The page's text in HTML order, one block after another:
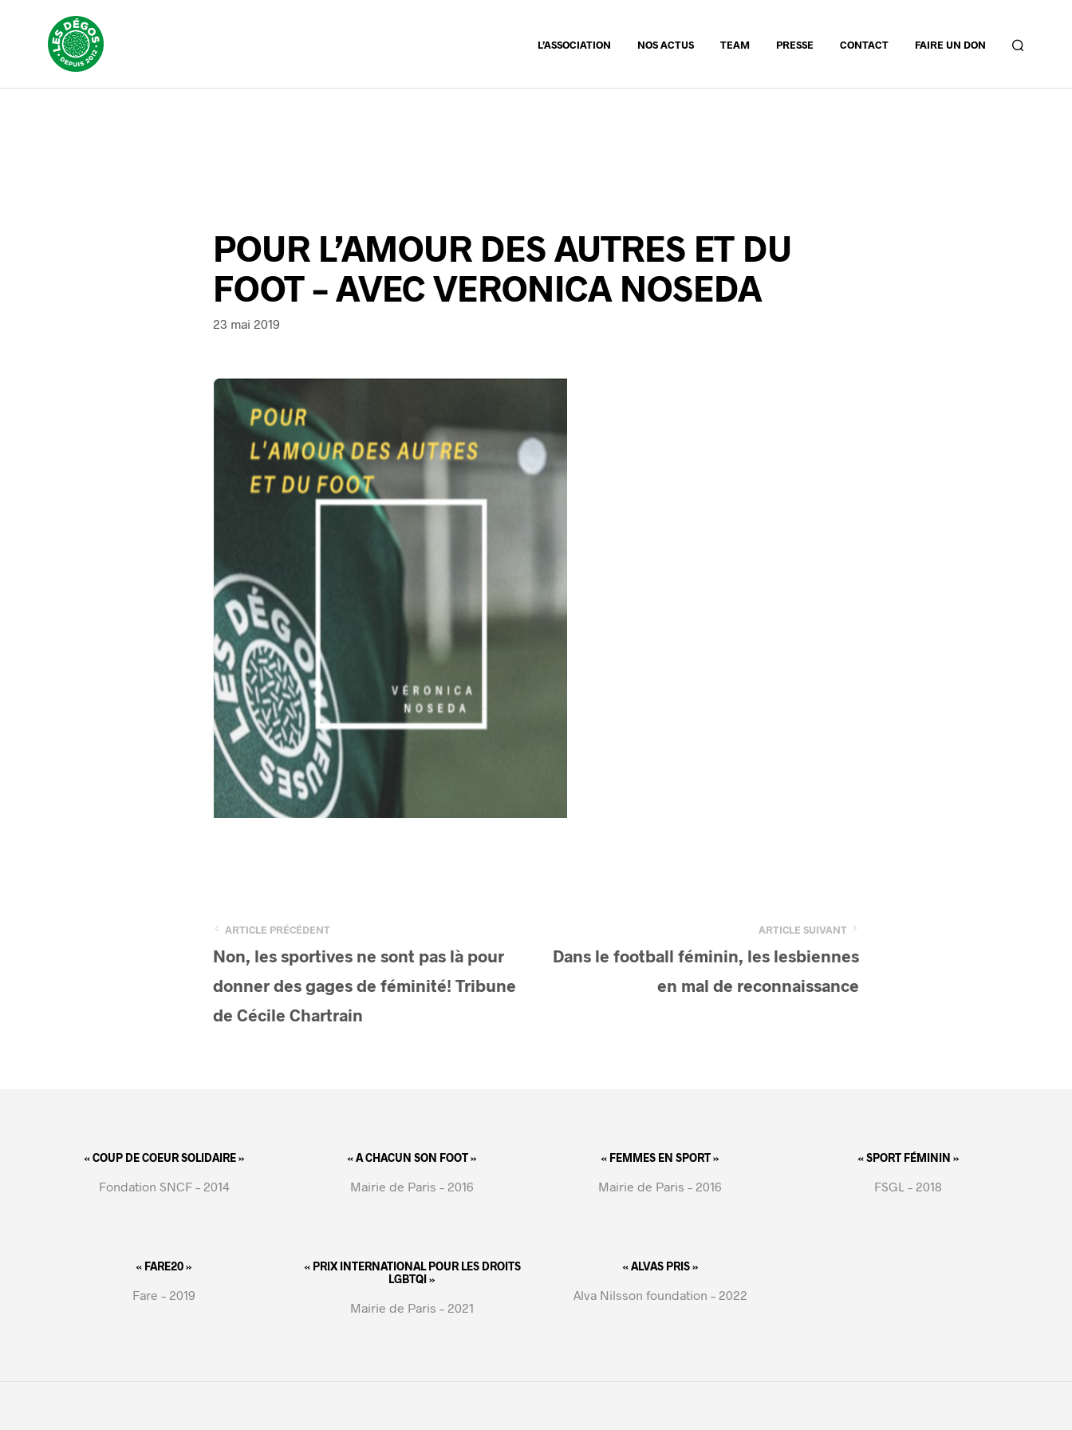
L’ASSOCIATION NOS ACTUS TEAM PRESSE CONTACT FAIRE UN DON
POUR L’AMOUR DES AUTRES ET DU
FOOT – AVEC VERONICA NOSEDA
23 mai 2019
ARTICLE PRÉCÉDENT
Non, les sportives ne sont pas là pour
donner des gages de féminité! Tribune
de Cécile Chartrain
ARTICLE SUIVANT
Dans le football féminin, les lesbiennes
en mal de reconnaissance
« COUP DE COEUR SOLIDAIRE »
Fondation SNCF – 2014
« A CHACUN SON FOOT »
Mairie de Paris – 2016
« FEMMES EN SPORT »
Mairie de Paris – 2016
« SPORT FÉMININ »
FSGL – 2018
« FARE20 »
Fare – 2019
« PRIX INTERNATIONAL POUR LES DROITS
LGBTQI »
Mairie de Paris – 2021
« ALVAS PRIS »
Alva Nilsson foundation – 2022